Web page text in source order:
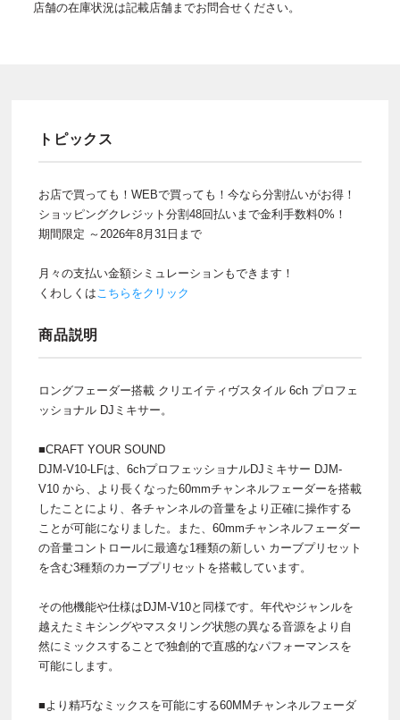
店舗の在庫状況は記載店舗までお問合せください。
トピックス
お店で買っても！WEBで買っても！今なら分割払いがお得！
ショッピングクレジット分割48回払いまで金利手数料0%！
期間限定 ～2026年8月31日まで
月々の支払い金額シミュレーションもできます！
くわしくはこちらをクリック
商品説明
ロングフェーダー搭載 クリエイティヴスタイル 6ch プロフェ
ッショナル DJミキサー。
■CRAFT YOUR SOUND
DJM-V10-LFは、6chプロフェッショナルDJミキサー DJM-
V10 から、より長くなった60mmチャンネルフェーダーを搭載
したことにより、各チャンネルの音量をより正確に操作する
ことが可能になりました。また、60mmチャンネルフェーダー
の音量コントロールに最適な1種類の新しい カーブプリセット
を含む3種類のカーブプリセットを搭載しています。
その他機能や仕様はDJM-V10と同様です。年代やジャンルを
越えたミキシングやマスタリング状態の異なる音源をより自
然にミックスすることで独創的で直感的なパフォーマンスを
可能にします。
■より精巧なミックスを可能にする60MMチャンネルフェーダ